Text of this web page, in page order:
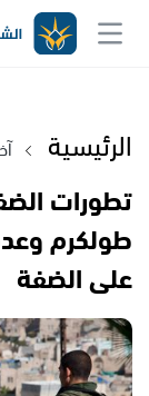
الرئيسية
تطورات
طولكرم
على الضفة